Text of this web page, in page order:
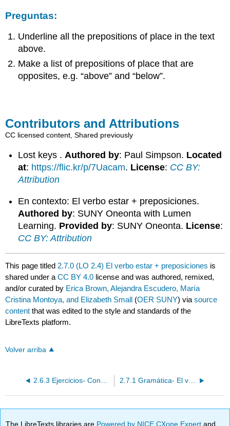
Preguntas:
Underline all the prepositions of place in the text
above.
Make a list of prepositions of place that are
opposites, e.g. “above” and “below”.
Contributors and Attributions
CC licensed content, Shared previously
Lost keys .Authored by: Paul Simpson. Located
at: https://flic.kr/p/7Uacam. License: CC BY:
Attribution
En contexto: El verbo estar + preposiciones.
Authored by: SUNY Oneonta with Lumen
Learning. Provided by: SUNY Oneonta. License:
CC BY: Attribution
This page titled 2.7.0 (LO 2.4) El verbo estar + preposiciones is
shared under aCC BY 4.0 license and was authored, remixed,
and/or curated by Erica Brown, Alejandra Escudero, María
Cristina Montoya, and Elizabeth Small (OER SUNY) viasource
content that was edited to the style and standards of the
LibreTexts platform.
Volver arriba
2.6.3 Ejercicios- Concordancia de adjetivos 2.7.1 Gramática- El verbo estar + preposiciones / ¿Dónde?
The LibreTexts libraries are Powered by NICE CXone Expertand